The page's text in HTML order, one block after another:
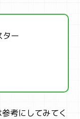
ター
考にしてみてく